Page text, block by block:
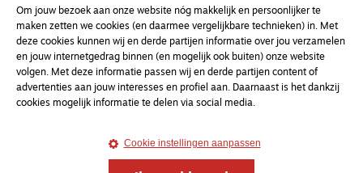
Kvk-nummer 33277063
NL46 INGB 0117 5827 86
info@onderwegonline.nl
Om jouw bezoek aan onze website nóg makkelijk en persoonlijker te
maken zetten we cookies (en daarmee vergelijkbare technieken) in. Met
deze cookies kunnen wij en derde partijen informatie over jou verzamelen
en jouw internetgedrag binnen (en mogelijk ook buiten) onze website
volgen. Met deze informatie passen wij en derde partijen content of
advertenties aan jouw interesses en profiel aan. Daarnaast is het dankzij
cookies mogelijk informatie te delen via social media.
Cookie instellingen aanpassen